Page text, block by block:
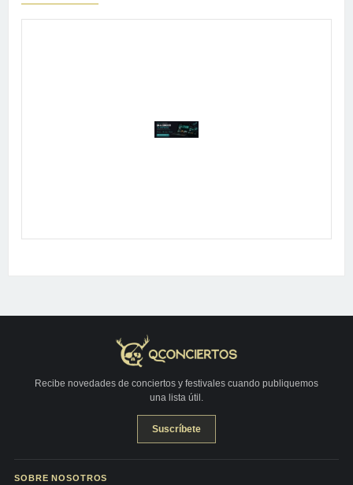
Publicidad
Recibe novedades de conciertos y festivales cuando publiquemos
una lista útil.
Suscríbete
SOBRE NOSOTROS